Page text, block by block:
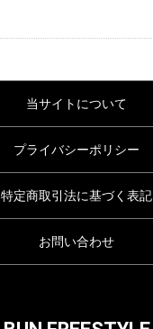
当サイトについて
プライバシーポリシー
特定商取引法に基づく表記
お問い合わせ